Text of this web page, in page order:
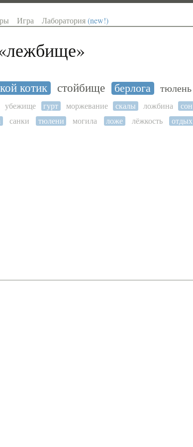
Игра Лаборатория(new!)
лежбище»
котик стойбище берлога тюлень
убежище гурт моржевание скалы ложбина
сон
санки тюлени могила ложе лёжкость
отдых